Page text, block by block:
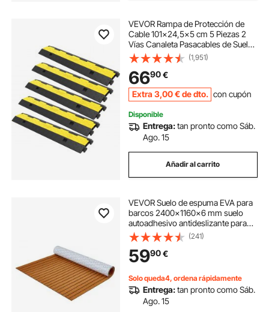
VEVOR Rampa de Protección de
Cable 101x24,5x5 cm 5 Piezas 2
Vías Canaleta Pasacables de Suelo
3,2x3,1cm Protector de Cables
Caucho y PVC Capacidad de Carga
4,989kg Cubiertas de suelo para
Cables Negro y Amarillo
(1,951)
6690€
Extra 3,00 €de dto. con cupón
Disponible
Entrega:tan pronto como Sáb.
Ago. 15
Añadir al carrito
VEVOR Suelo de espuma EVA para
barcos 2400x1160x6 mm suelo
autoadhesivo antideslizante para
terrazas 27840 centímetros
cuadrados alfombrilla marina para
barcos, yates, pontones, cubiertas
de kayak
(241)
5990€
Solo queda4, ordena rápidamente
Entrega:tan pronto como Sáb.
Ago. 15